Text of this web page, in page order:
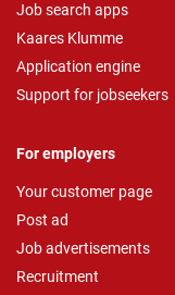
Job search apps
Kaares Klumme
Application engine
Support for jobseekers
For employers
Your customer page
Post ad
Job advertisements
Recruitment